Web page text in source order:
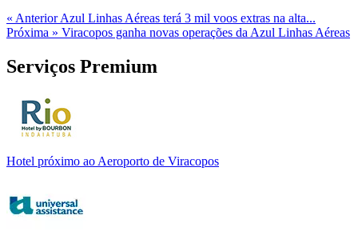
« AnteriorAzul Linhas Aéreas terá 3 mil voos extras na alta...
Próxima » Viracopos ganha novas operações da Azul Linhas Aéreas
Serviços Premium
Hotel próximo ao Aeroporto de Viracopos